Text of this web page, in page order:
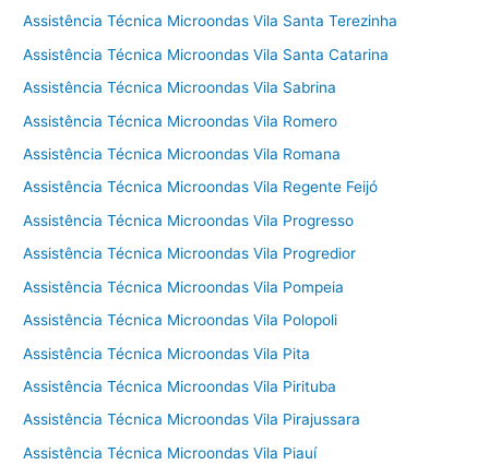
Assistência Técnica Microondas Vila Santa Terezinha
Assistência Técnica Microondas Vila Santa Catarina
Assistência Técnica Microondas Vila Sabrina
Assistência Técnica Microondas Vila Romero
Assistência Técnica Microondas Vila Romana
Assistência Técnica Microondas Vila Regente Feijó
Assistência Técnica Microondas Vila Progresso
Assistência Técnica Microondas Vila Progredior
Assistência Técnica Microondas Vila Pompeia
Assistência Técnica Microondas Vila Polopoli
Assistência Técnica Microondas Vila Pita
Assistência Técnica Microondas Vila Pirituba
Assistência Técnica Microondas Vila Pirajussara
Assistência Técnica Microondas Vila Piauí